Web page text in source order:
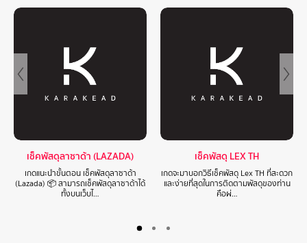
เช็คพัสดุลาซาด้า (LAZADA)
เกดแนะนำขั้นตอน เช็คพัสดุลาซาด้า
(Lazada) 📦 สามารถเช็คพัสดุลาซาด้าได้
ทั้งบนเว็บไ…
เช็คพัสดุ LEX TH
เกดจะมาบอกวิธีเช็คพัสดุ Lex TH ที่สะดวก
และง่ายที่สุดในการติดตามพัสดุของท่าน
คือผ่…